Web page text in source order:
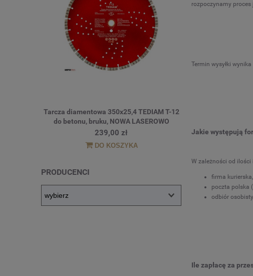
Tarcza diamentowa 350x25,4 TEDIAM T-12
do betonu, bruku, NOWA LASEROWO
SPIEKANA
239,00 zł
DO KOSZYKA
PRODUCENCI
rozpoczynamy
Termin wysyłki
Jakie występują
W zależności od ilości
firma kurierska,
poczta polska
odbiór
Ile zapłacę za